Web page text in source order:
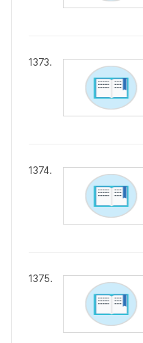
1373.
1374.
1375.